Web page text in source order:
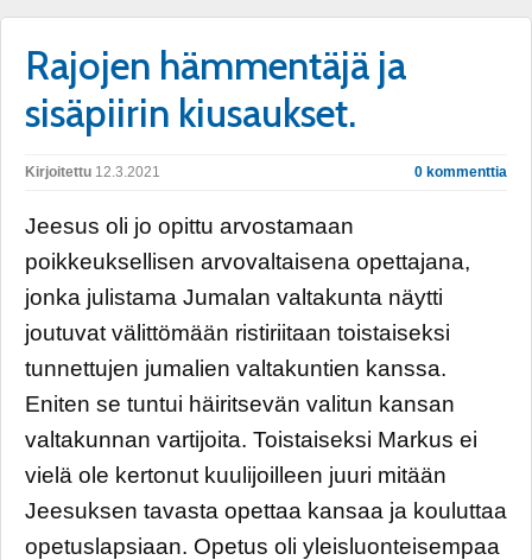
Rajojen hämmentäjä ja
sisäpiirin kiusaukset.
Kirjoitettu 12.3.2021 0 kommenttia
Jeesus oli jo opittu arvostamaan
poikkeuksellisen arvovaltaisena opettajana,
jonka julistama Jumalan valtakunta näytti
joutuvat välittömään ristiriitaan toistaiseksi
tunnettujen jumalien valtakuntien kanssa.
Eniten se tuntui häiritsevän valitun kansan
valtakunnan vartijoita. Toistaiseksi Markus ei
vielä ole kertonut kuulijoilleen juuri mitään
Jeesuksen tavasta opettaa kansaa ja kouluttaa
opetuslapsiaan. Opetus oli yleisluonteisempaa